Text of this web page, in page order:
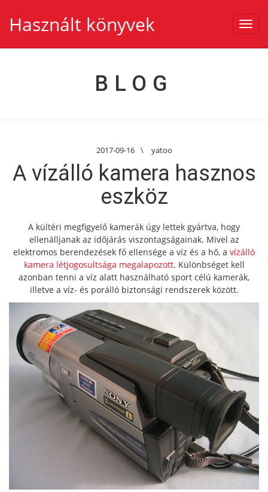
Használt könyvek
BLOG
2017-09-16 \ yatoo
A vízálló kamera hasznos
eszköz
A kültéri megfigyelő kamerák úgy lettek gyártva, hogy
ellenálljanak az időjárás viszontagságainak. Mivel az
elektromos berendezések fő ellensége a víz és a hő, a vízálló
kamera létjogosultsága megalapozott. Különbséget kell
azonban tenni a víz alatt használható sport célú kamerák,
illetve a víz- és porálló biztonsági rendszerek között.